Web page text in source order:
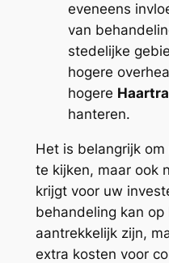
eveneens
van
stedelijke
hogere
hogere
hanteren.
Het is belangrijk
te kijken, maar ook
krijgt voor uw
behandeling kan
aantrekkelijk zijn,
extra kosten voor